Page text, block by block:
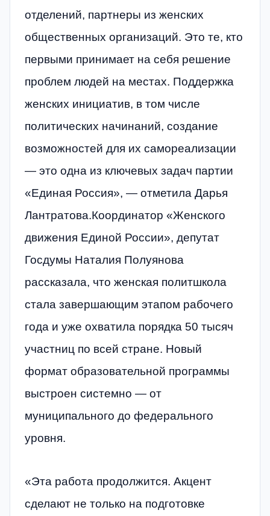
отделений, партнеры из женских
общественных организаций. Это те, кто
первыми принимает на себя решение
проблем людей на местах. Поддержка
женских инициатив, в том числе
политических начинаний, создание
возможностей для их самореализации
— это одна из ключевых задач партии
«Единая Россия», — отметила Дарья
Лантратова.Координатор «Женского
движения Единой России», депутат
Госдумы Наталия Полуянова
рассказала, что женская политшкола
стала завершающим этапом рабочего
года и уже охватила порядка 50 тысяч
участниц по всей стране. Новый
формат образовательной программы
выстроен системно — от
муниципального до федерального
уровня.
«Эта работа продолжится. Акцент
сделают не только на подготовке